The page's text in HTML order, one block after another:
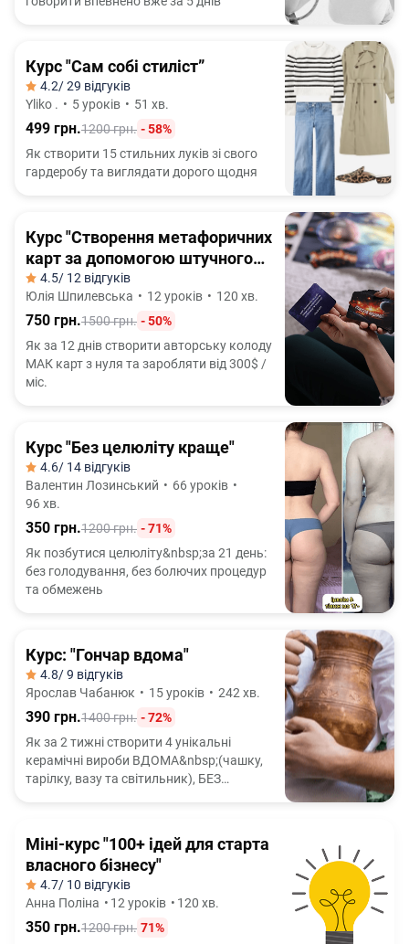
Курс "Сам собі стиліст”
4.2/ 29 відгуків
Yliko . • 5 уроків • 51 хв.
499 грн.1200 грн. - 58%
Як створити 15 стильних луків зі свого
гардеробу та виглядати дорого щодня
Курс "Створення метафоричних
карт за допомогою штучного
інтелекту"
4.5/ 12 відгуків
Юлія Шпилевська • 12 уроків • 120 хв.
750 грн.1500 грн. - 50%
Як за 12 днів створити авторську колоду
МАК карт з нуля та заробляти від 300$ /
міс.
Курс "Без целюліту краще"
4.6/ 14 відгуків
Валентин Лозинський • 66 уроків •
96 хв.
350 грн.1200 грн. - 71%
Як позбутися целюліту&nbsp;за 21 день:
без голодування, без болючих процедур
та обмежень
Курс: "Гончар вдома"
4.8/ 9 відгуків
Ярослав Чабанюк • 15 уроків • 242 хв.
390 грн.1400 грн. - 72%
Як за 2 тижні створити 4 унікальні
керамічні вироби ВДОМА&nbsp;(чашку,
тарілку, вазу та світильник), БЕЗ
Міні-курс "100+ ідей для старта
власного бізнесу"
4.7/ 10 відгуків
Анна Поліна • 12 уроків • 120 хв.
350 грн.1200 грн. 71%